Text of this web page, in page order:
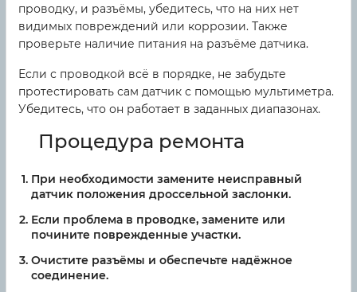
проводку, и разъёмы, убедитесь, что на них нет
видимых повреждений или коррозии. Также
проверьте наличие питания на разъёме датчика.
Если с проводкой всё в порядке, не забудьте
протестировать сам датчик с помощью мультиметра.
Убедитесь, что он работает в заданных диапазонах.
Процедура ремонта
При необходимости замените неисправный
датчик положения дроссельной заслонки.
Если проблема в проводке, замените или
почините поврежденные участки.
Очистите разъёмы и обеспечьте надёжное
соединение.